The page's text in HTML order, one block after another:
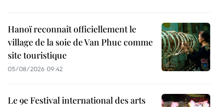
Hanoï reconnaît officiellement le
village de la soie de Van Phuc comme
site touristique
05/08/2026 09:42
Le 9e Festival international des arts